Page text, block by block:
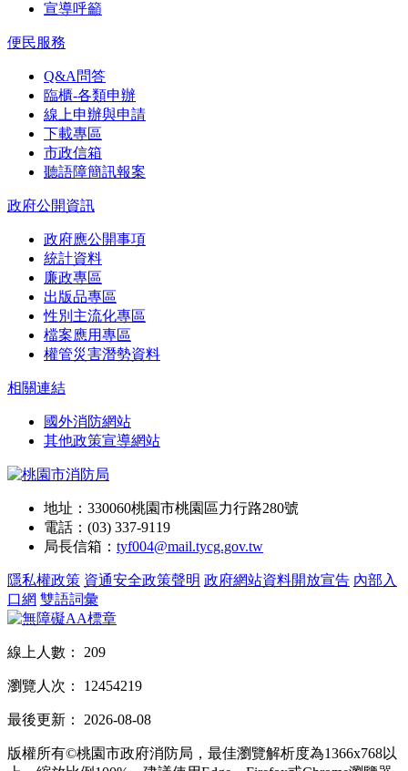
宣導呼籲
便民服務
Q&A問答
臨櫃-各類申辦
線上申辦與申請
下載專區
市政信箱
聽語障簡訊報案
政府公開資訊
政府應公開事項
統計資料
廉政專區
出版品專區
性別主流化專區
檔案應用專區
權管災害潛勢資料
相關連結
國外消防網站
其他政策宣導網站
地址：330060桃園市桃園區力行路280號
電話：(03) 337-9119
局長信箱： tyf004@mail.tycg.gov.tw
隱私權政策 資通安全政策聲明 政府網站資料開放宣告 內部入
口網 雙語詞彙
線上人數： 209
瀏覽人次： 12454219
最後更新： 2026-08-08
版權所有©桃園市政府消防局，最佳瀏覽解析度為1366x768以